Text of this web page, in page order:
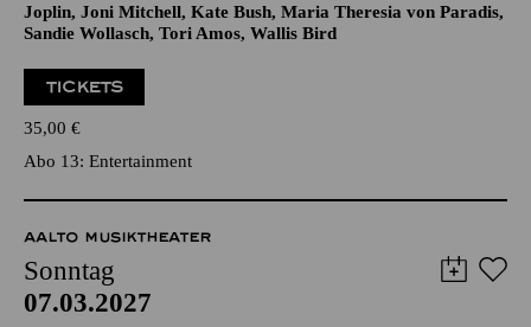
Werke von Amy Beach, Anohni, Billie Holiday, Björk, Carole
King, Clara Schumann, Elena Kats-Chernin, Enya, Francesca
Joplin, Joni Mitchell, Kate Bush, Maria Theresia von Paradis,
Sandie Wollasch, Tori Amos, Wallis Bird
TICKETS
35,00€
Abo 13: Entertainment
AALTO MUSIKTHEATER